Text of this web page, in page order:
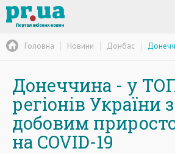
Головна Новини Донбас
Донеччина - у
регіонів України
добовим
на COVID-19